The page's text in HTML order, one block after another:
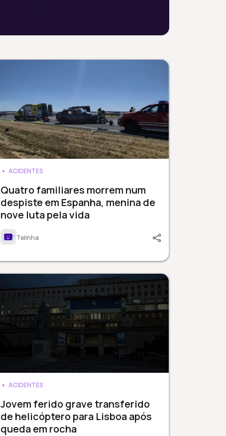
ACIDENTES
Quatro familiares morrem num
despiste em Espanha, menina de
nove luta pela vida
Telinha
ACIDENTES
Jovem ferido grave transferido
de helicóptero para Lisboa após
queda em rocha